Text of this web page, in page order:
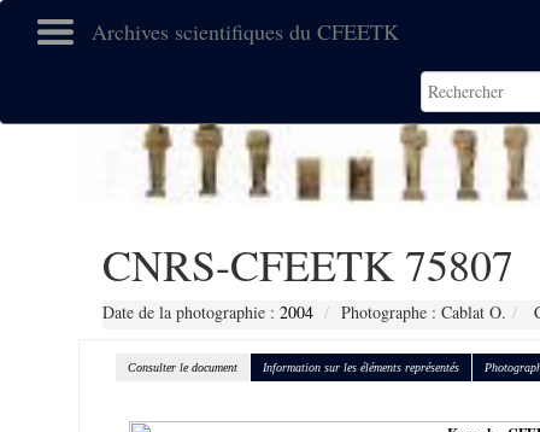
Archives scientifiques du CFEETK
CNRS-CFEETK 75807
Date de la photographie : 2004 Photographe : Cablat O.
Consulter le document Information sur les éléments représentés